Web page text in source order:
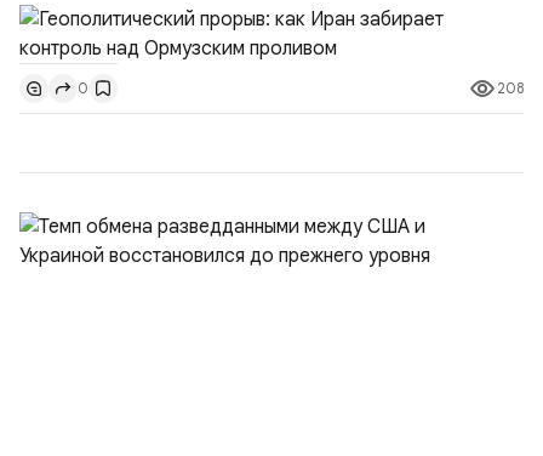
скорее всего будут реализованы.Разбираем ключевые
тезисы и последствия этого соглашения:. 1. Новые
доли контроля (75 на 25). Было: Ранее Иран и Оман
контролировали пролив на паритетных началах —
50/50. Стало: Новое соглашение закрепляет за
0 208